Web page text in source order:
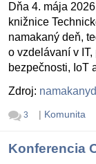
Dňa 4. mája
knižnice
namakaný deň,
o vzdelávaní v
bezpečnosti, IoT
Zdroj:
3 | Komunita
Konferencia